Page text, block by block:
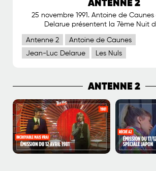
ANTENNE 2
25 novembre 1991. Antoine de
Delarue présentent la 7ème Nuit
Antenne 2
Antoine de Caunes
Jean-Luc Delarue
Les Nuls
ANTENNE 2